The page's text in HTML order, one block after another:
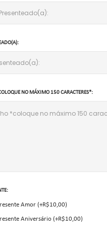
NO MÁXIMO 150 CARACTERES*:
Amor (+R$10,00)
Aniversário (+R$10,00)